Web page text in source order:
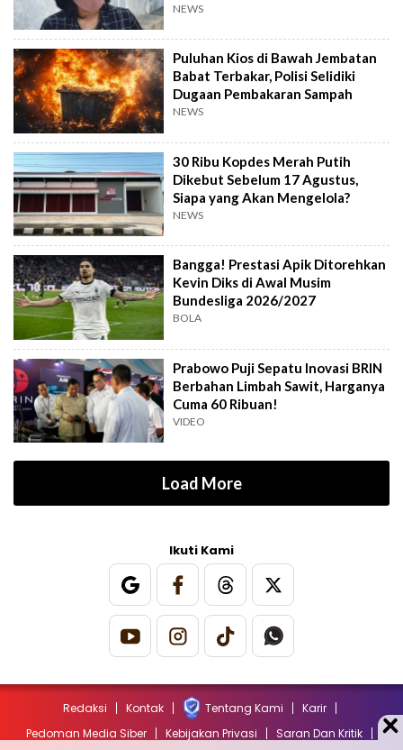
NEWS
Puluhan Kios di Bawah Jembatan
Babat Terbakar, Polisi Selidiki
Dugaan Pembakaran Sampah
NEWS
30 Ribu Kopdes Merah Putih
Dikebut Sebelum 17 Agustus,
Siapa yang Akan Mengelola?
NEWS
Bangga! Prestasi Apik Ditorehkan
Kevin Diks di Awal Musim
Bundesliga 2026/2027
BOLA
Prabowo Puji Sepatu Inovasi BRIN
Berbahan Limbah Sawit, Harganya
Cuma 60 Ribuan!
VIDEO
Load More
Ikuti Kami
Redaksi Kontak Tentang Kami
Karir
Pedoman Media Siber
Kebijakan Privasi Saran Dan Kritik